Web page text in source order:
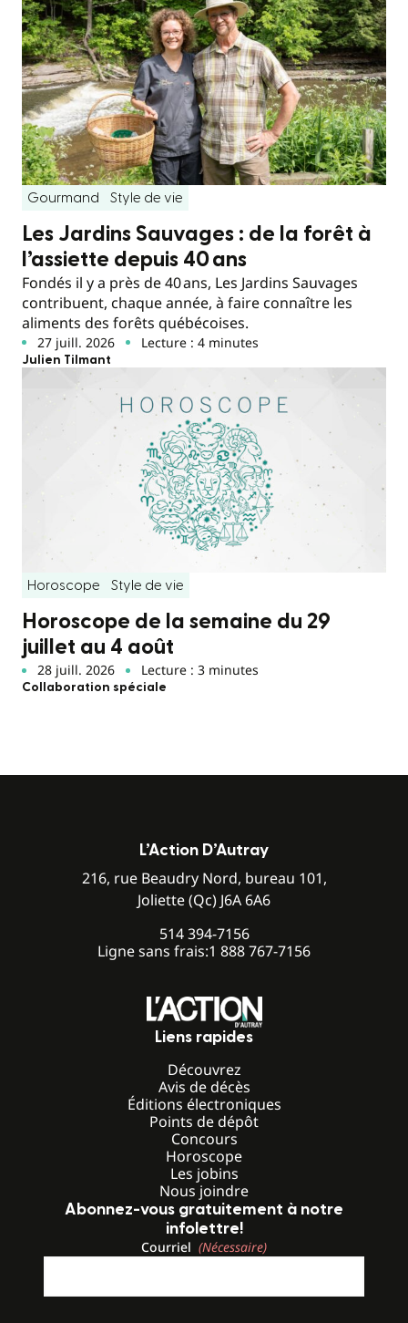
Gourmand Style de vie
Les Jardins Sauvages : de la forêt à
l’assiette depuis 40 ans
Fondés il y a près de 40 ans, Les Jardins Sauvages
contribuent, chaque année, à faire connaître les
aliments des forêts québécoises.
27 juill. 2026 Lecture : 4 minutes
Julien Tilmant
Horoscope Style de vie
Horoscope de la semaine du 29
juillet au 4 août
28 juill. 2026 Lecture : 3 minutes
Collaboration spéciale
L’Action D’Autray
216, rue Beaudry Nord, bureau 101,
Joliette (Qc) J6A 6A6
514 394-7156
Ligne sans frais:1 888 767-7156
Liens rapides
Découvrez
Avis de décès
Éditions électroniques
Points de dépôt
Concours
Horoscope
Les jobins
Nous joindre
Abonnez-vous gratuitement à notre
infolettre!
Courriel (Nécessaire)